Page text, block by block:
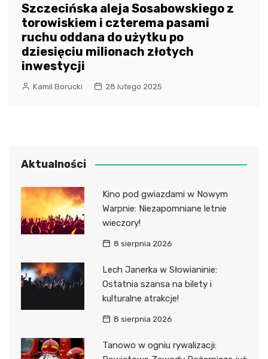
Szczecińska aleja Sosabowskiego z
torowiskiem i czterema pasami
ruchu oddana do użytku po
dziesięciu milionach złotych
inwestycji
Kamil Borucki 28 lutego 2025
Aktualności
Kino pod gwiazdami w Nowym
Warpnie: Niezapomniane letnie
wieczory!
8 sierpnia 2026
Lech Janerka w Słowianinie:
Ostatnia szansa na bilety i
kulturalne atrakcje!
8 sierpnia 2026
Tanowo w ogniu rywalizacji: